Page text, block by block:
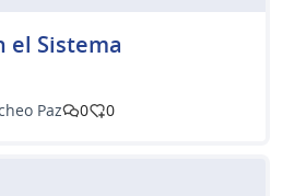
el Sistema
Paz 0 0